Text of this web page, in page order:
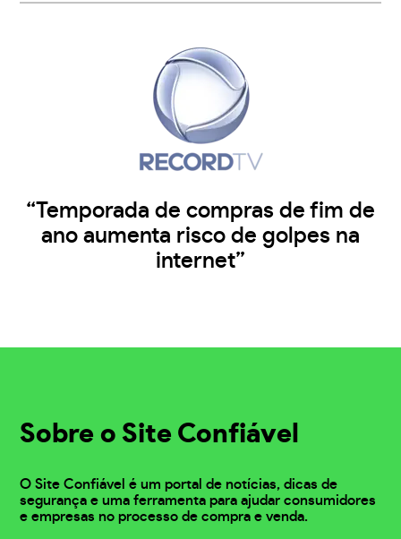
“Temporada de compras de fim de
ano aumenta risco de golpes na
internet”
Sobre o Site Confiável
O Site Confiável é um portal de notícias, dicas de
segurança e uma ferramenta para ajudar consumidores
e empresas no processo de compra e venda.